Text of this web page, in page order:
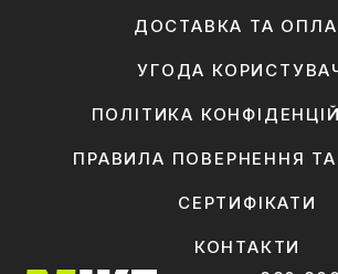
ДОСТАВКА ТА
УГОДА
ПОЛІТИКА
ПРАВИЛА ПОВЕРНЕННЯ
СЕРТИФІКАТИ
КОНТАКТИ